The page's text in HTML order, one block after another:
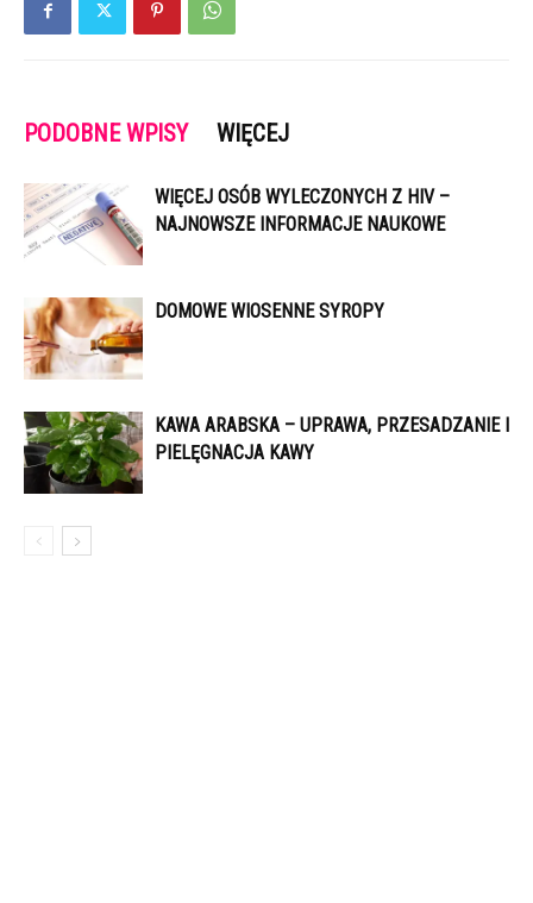
PODOBNE WPISY WIĘCEJ
WIĘCEJ OSÓB WYLECZONYCH Z HIV –
NAJNOWSZE INFORMACJE NAUKOWE
DOMOWE WIOSENNE SYROPY
KAWA ARABSKA – UPRAWA, PRZESADZANIE I
PIELĘGNACJA KAWY